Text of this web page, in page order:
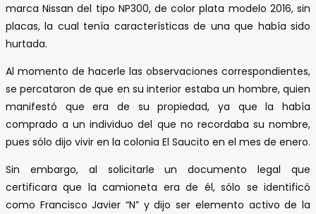
marca Nissan del tipo NP300, de color plata modelo 2016, sin
placas, la cual tenía características de una que había sido
hurtada.
Al momento de hacerle las observaciones correspondientes,
se percataron de que en su interior estaba un hombre, quien
manifestó que era de su propiedad, ya que la había
comprado a un individuo del que no recordaba su nombre,
pues sólo dijo vivir en la colonia El Saucito en el mes de enero.
Sin embargo, al solicitarle un documento legal que
certificara que la camioneta era de él, sólo se identificó
como Francisco Javier “N” y dijo ser elemento activo de la